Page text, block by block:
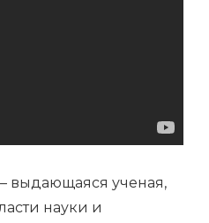
– выдающаяся ученая,
науки и